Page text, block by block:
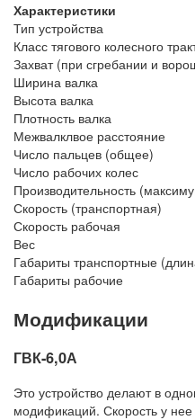
Характеристики
Тип устройства
Класс тягового колесного
Захват (при сгребании и
Ширина валка
Высота валка
Плотность валка
Межвалклвое расстояние
Число пальцев (общее)
Число рабочих колес
Производительность
Скорость (транспортная)
Скорость рабочая
Вес
Габариты транспортные
Габариты рабочие
Модификации
ГВК-6,0А
Это устройство делают в
модификаций. Скорость у